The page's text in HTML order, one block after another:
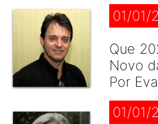
01/01/
Que
Novo
Por
01/01/